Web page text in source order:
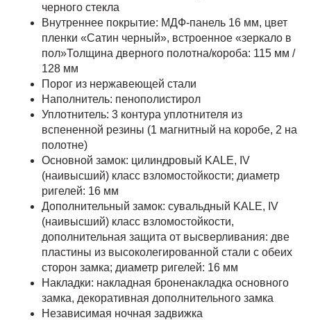
черного стекла
Внутреннее покрытие: МДФ-панель 16 мм, цвет
пленки «Сатин черный», встроенное «зеркало в
пол»Толщина дверного полотна/короба: 115 мм /
128 мм
Порог из нержавеющей стали
Наполнитель: пенополистирол
Уплотнитель: 3 контура уплотнителя из
вспененной резины (1 магнитный на коробе, 2 на
полотне)
Основной замок: цилиндровый KALE, IV
(наивысший) класс взломостойкости; диаметр
ригелей: 16 мм
Дополнительный замок: сувальдный KALE, IV
(наивысший) класс взломостойкости,
дополнительная защита от высверливания: две
пластины из высоколегированной стали с обеих
сторон замка; диаметр ригелей: 16 мм
Накладки: накладная броненакладка основного
замка, декоративная дополнительного замка
Независимая ночная задвижка